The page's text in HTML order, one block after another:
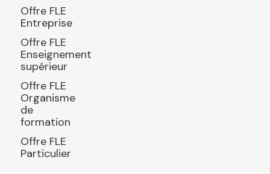
Offre FLE
Entreprise
Offre FLE
Enseignement
supérieur
Offre FLE
Organisme
de
formation
Offre FLE
Particulier